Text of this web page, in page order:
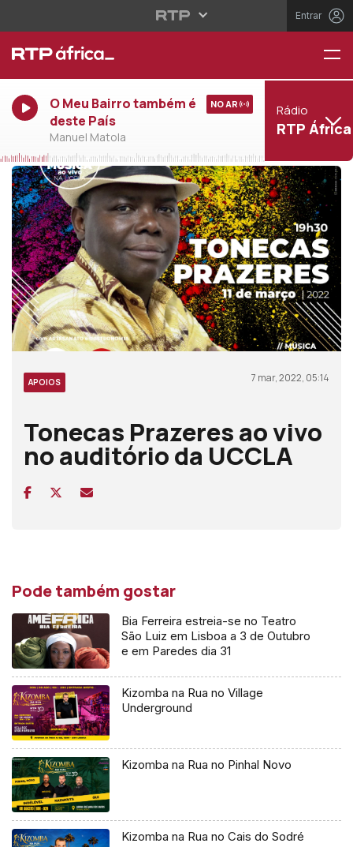
Entrar
O Meu Bairro também é
deste País
Manuel Matola
NO AR Rádio
RTP África
APOIOS 7 mar, 2022, 05:14
Tonecas Prazeres ao vivo
no auditório da UCCLA
Pode também gostar
Bia Ferreira estreia-se no Teatro
São Luiz em Lisboa a 3 de Outubro
e em Paredes dia 31
Kizomba na Rua no Village
Underground
Kizomba na Rua no Pinhal Novo
Kizomba na Rua no Cais do Sodré